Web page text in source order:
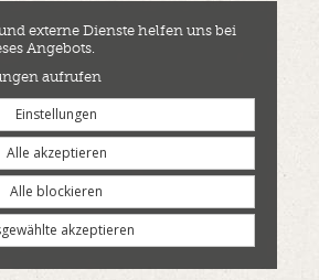
externe Dienste helfen uns bei
Angebots.
aufrufen
Einstellungen
Alle akzeptieren
Alle blockieren
akzeptieren